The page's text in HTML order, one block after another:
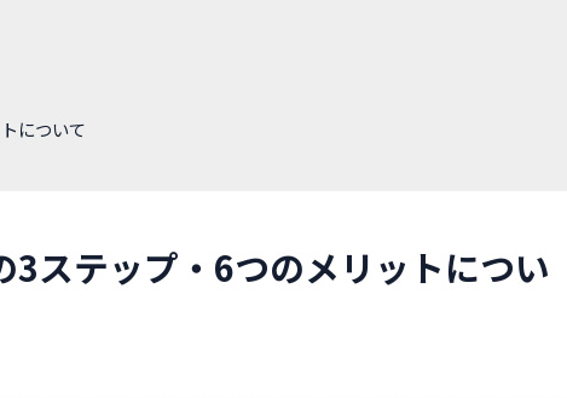
について
ステップ・6つのメリットについ